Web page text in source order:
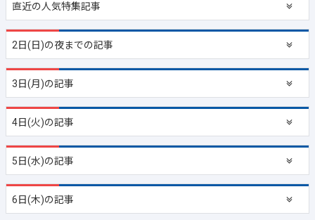
直近の人気特集記事
2日(日)の夜までの記事
3日(月)の記事
4日(火)の記事
5日(水)の記事
6日(木)の記事